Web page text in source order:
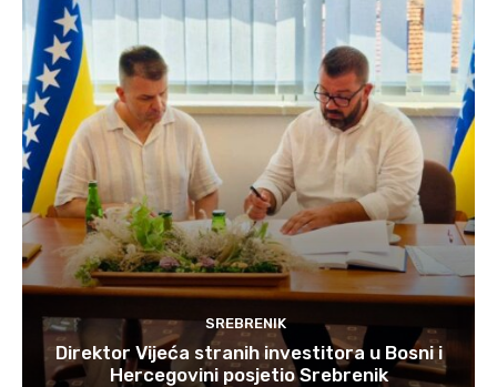
SREBRENIK
Direktor Vijeća stranih investitora u Bosni i
Hercegovini posjetio Srebrenik